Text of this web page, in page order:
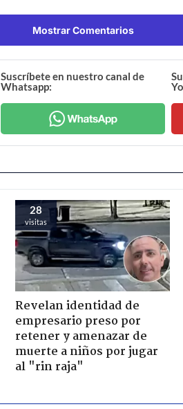
Mostrar Comentarios
Suscríbete en nuestro canal de
Whatsapp:
28
visitas
Revelan identidad de
empresario preso por
retener y amenazar de
muerte a niños por jugar
al "rin raja"